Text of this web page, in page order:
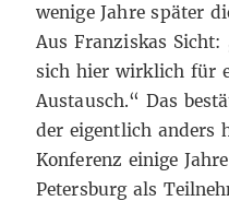
wenige Jahre später
Aus Franziskas
sich hier wirklich für
Austausch.“ Das
der eigentlich anders
Konferenz einige
Petersburg als